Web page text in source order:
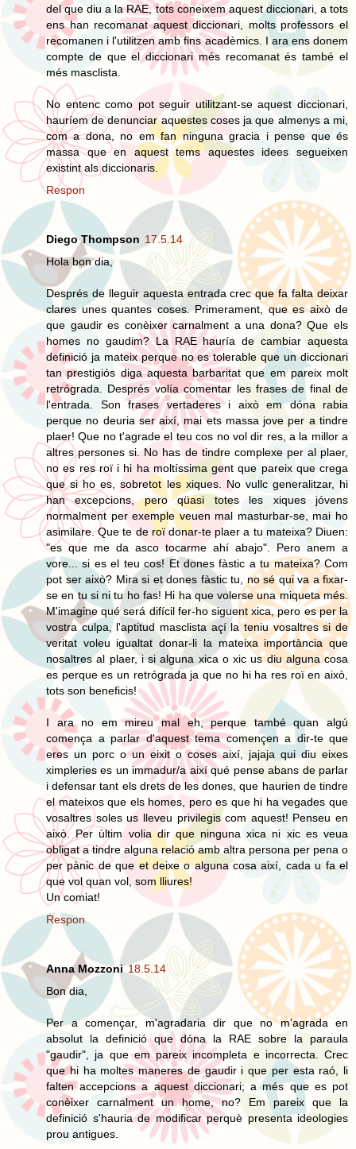
del que diu a la RAE, tots coneixem aquest diccionari, a tots
ens han recomanat aquest diccionari, molts professors el
recomanen i l'utilitzen amb fins acadèmics. I ara ens donem
compte de que el diccionari més recomanat és també el
més masclista.
No entenc como pot seguir utilitzant-se aquest diccionari,
hauríem de denunciar aquestes coses ja que almenys a mi,
com a dona, no em fan ninguna gracia i pense que és
massa que en aquest tems aquestes idees segueixen
existint als diccionaris.
Respon
Diego Thompson 17.5.14
Hola bon dia,
Després de lleguir aquesta entrada crec que fa falta deixar
clares unes quantes coses. Primerament, que es això de
que gaudir es conèixer carnalment a una dona? Que els
homes no gaudim? La RAE hauría de cambiar aquesta
definició ja mateix perque no es tolerable que un diccionari
tan prestigiós diga aquesta barbaritat que em pareix molt
retrógrada. Després volía comentar les frases de final de
l'entrada. Son frases vertaderes i això em dóna rabia
perque no deuria ser així, mai ets massa jove per a tindre
plaer! Que no t'agrade el teu cos no vol dir res, a la millor a
altres persones si. No has de tindre complexe per al plaer,
no es res roï i hi ha moltíssima gent que pareix que crega
que si ho es, sobretot les xiques. No vullc generalitzar, hi
han excepcions, pero qüasi totes les xiques jóvens
normalment per exemple veuen mal masturbar-se, mai ho
asimilare. Que te de roï donar-te plaer a tu mateixa? Diuen:
"es que me da asco tocarme ahí abajo". Pero anem a
vore... si es el teu cos! Et dones fàstic a tu mateixa? Com
pot ser això? Mira si et dones fàstic tu, no sé qui va a fixar-
se en tu si ni tu ho fas! Hi ha que volerse una miqueta més.
M'imagine qué será difícil fer-ho siguent xica, pero es per la
vostra culpa, l'aptitud masclista açí la teniu vosaltres si de
veritat voleu igualtat donar-li la mateixa importància que
nosaltres al plaer, i si alguna xica o xic us diu alguna cosa
es perque es un retrógrada ja que no hi ha res roï en això,
tots son beneficis!
I ara no em mireu mal eh, perque també quan algú
comença a parlar d'aquest tema començen a dir-te que
eres un porc o un eixit o coses així, jajaja qui diu eixes
ximpleries es un immadur/a així qué pense abans de parlar
i defensar tant els drets de les dones, que haurien de tindre
el mateixos que els homes, pero es que hi ha vegades que
vosaltres soles us lleveu privilegis com aquest! Penseu en
això. Per ùltim volia dir que ninguna xica ni xic es veua
obligat a tindre alguna relació amb altra persona per pena o
per pànic de que et deixe o alguna cosa així, cada u fa el
que vol quan vol, som lliures!
Un comiat!
Respon
Anna Mozzoni 18.5.14
Bon dia,
Per a començar, m'agradaria dir que no m'agrada en
absolut la definició que dóna la RAE sobre la paraula
"gaudir", ja que em pareix incompleta e incorrecta. Crec
que hi ha moltes maneres de gaudir i que per esta raó, li
falten accepcions a aquest diccionari; a més que es pot
conèixer carnalment un home, no? Em pareix que la
definició s'hauria de modificar perquè presenta ideologies
prou antigues.